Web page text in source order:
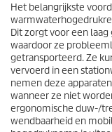
s
n
.
3
b
e
o
o
r
d
e
Het belangrijkste
Dit zorgt voor een
waardoor ze
getransporteerd. Ze
vervoerd in een
nemen deze
wanneer ze niet
ergonomische duw-/
wendbaarheid en